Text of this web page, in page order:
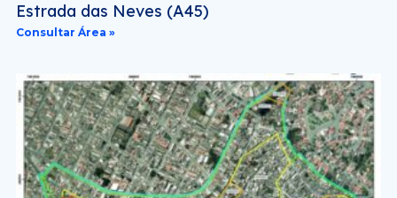
Estrada das Neves (A45)
Consultar Área »